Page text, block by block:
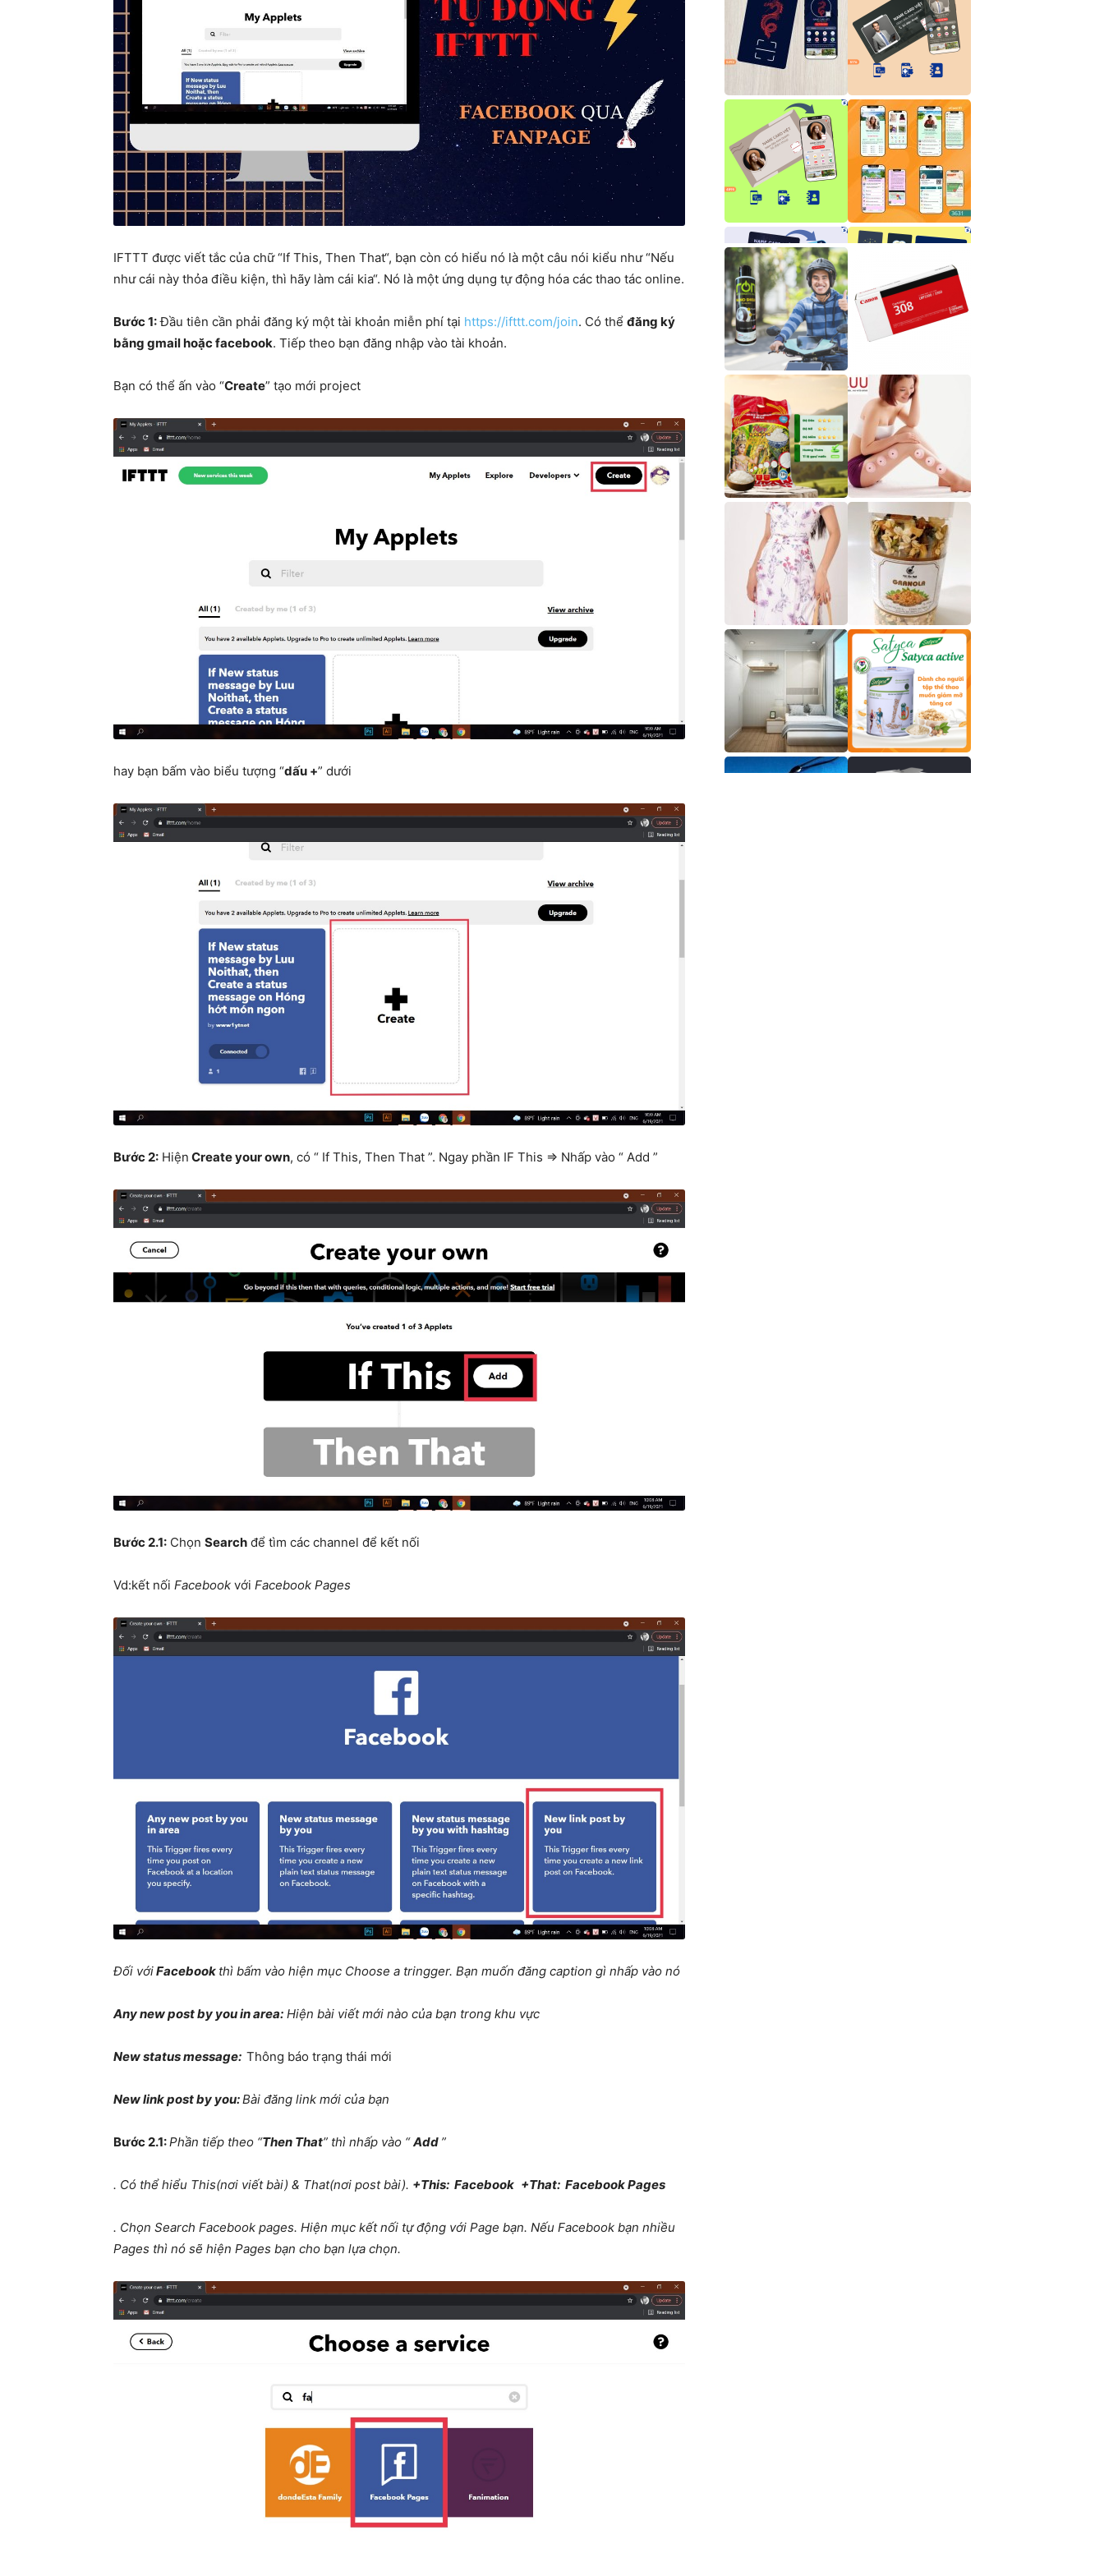
IFTTT được viết tắc của chữ “If This, Then That“, bạn còn có hiểu nó là một câu nói kiểu như “Nếu
như cái này thỏa điều kiện, thì hãy làm cái kia“. Nó là một ứng dụng tự động hóa các thao tác online.
Bước 1:Đầu tiên cần phải đăng ký một tài khoản miễn phí tại https://ifttt.com/join. Có thể đăng ký
bằng gmail hoặc facebook. Tiếp theo bạn đăng nhập vào tài khoản.
Bạn có thể ấn vào “Create” tạo mới project
hay bạn bấm vào biểu tượng “dấu +” dưới
Bước 2: Hiện Create your own, có “ If This, Then That ”. Ngay phần IF This ⇒ Nhấp vào “ Add ”
Bước 2.1: Chọn Search để tìm các channel để kết nối
Vd:kết nối Facebook với Facebook Pages
Đối vớiFacebook thì bấm vào hiện mục Choose a tringger. Bạn muốn đăng caption gì nhấp vào nó
Any new post by you in area: Hiện bài viết mới nào của bạn trong khu vực
New status message: Thông báo trạng thái mới
New link post by you:Bài đăng link mới của bạn
Bước 2.1:Phần tiếp theo “Then That” thì nhấp vào “Add ”
. Có thể hiểu This(nơi viết bài) & That(nơi post bài). +This: Facebook +That: Facebook Pages
. Chọn Search Facebook pages. Hiện mục kết nối tự động với Page bạn. Nếu Facebook bạn nhiều
Pages thì nó sẽ hiện Pages bạn cho bạn lựa chọn.